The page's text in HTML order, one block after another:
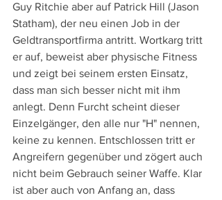
Guy Ritchie aber auf Patrick Hill (Jason
Statham), der neu einen Job in der
Geldtransportfirma antritt. Wortkarg tritt
er auf, beweist aber physische Fitness
und zeigt bei seinem ersten Einsatz,
dass man sich besser nicht mit ihm
anlegt. Denn Furcht scheint dieser
Einzelgänger, den alle nur "H" nennen,
keine zu kennen. Entschlossen tritt er
Angreifern gegenüber und zögert auch
nicht beim Gebrauch seiner Waffe. Klar
ist aber auch von Anfang an, dass